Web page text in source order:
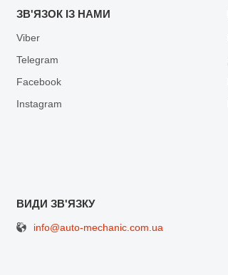
ЗВ'ЯЗОК ІЗ НАМИ
Viber
Telegram
Facebook
Іnstagram
info@auto-mechanic.com.ua